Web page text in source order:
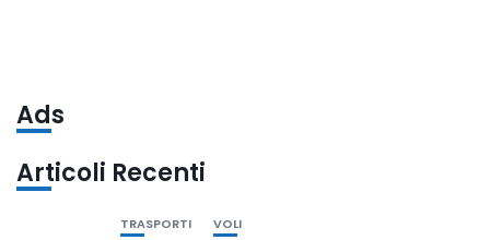
Ads
Articoli Recenti
TRASPORTI VOLI